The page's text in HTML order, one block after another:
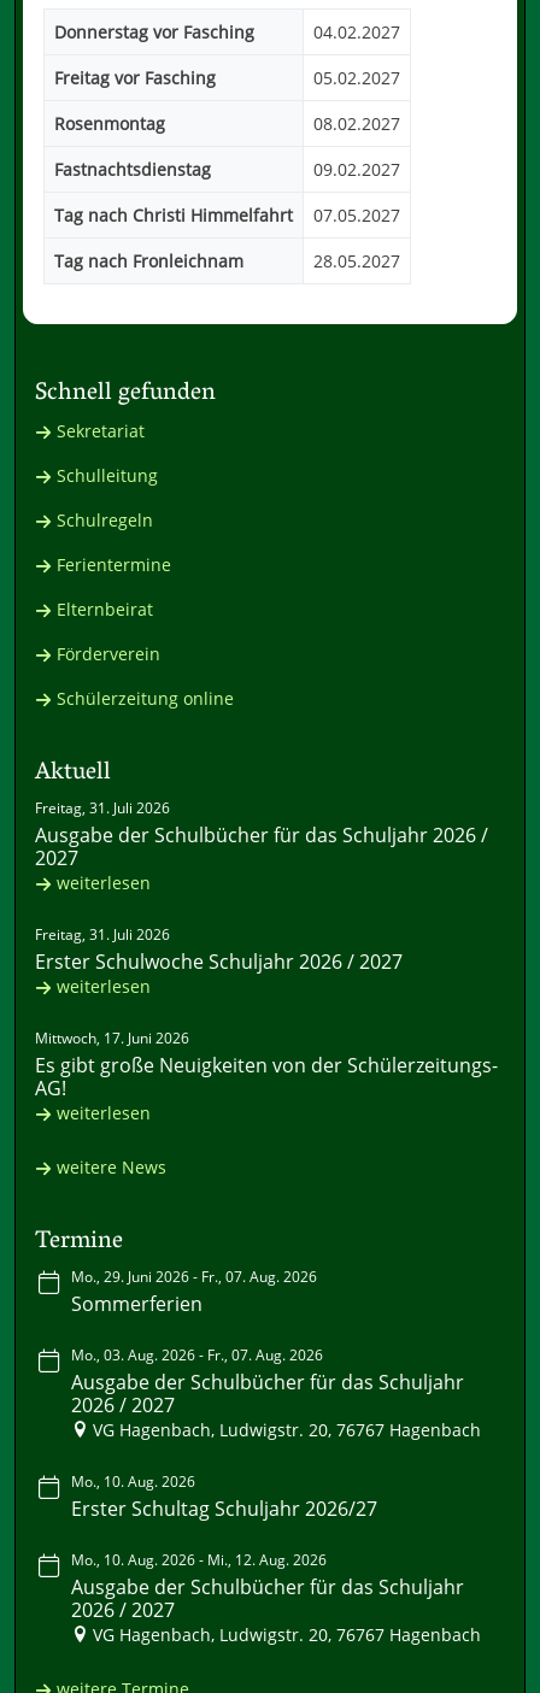
Donnerstag vor Fasching
04.02.2027
Freitag vor Fasching
05.02.2027
Rosenmontag
08.02.2027
Fastnachtsdienstag
09.02.2027
Tag nach Christi Himmelfahrt
07.05.2027
Tag nach Fronleichnam
28.05.2027
Schnell gefunden
Sekretariat
Schulleitung
Schulregeln
Ferientermine
Elternbeirat
Förderverein
Schülerzeitung online
Aktuell
Freitag, 31. Juli 2026
Ausgabe der Schulbücher für das Schuljahr 2026 /
2027
weiterlesen
Freitag, 31. Juli 2026
Erster Schulwoche Schuljahr 2026 / 2027
weiterlesen
Mittwoch, 17. Juni 2026
Es gibt große Neuigkeiten von der Schülerzeitungs-
AG!
weiterlesen
weitere News
Termine
Mo., 29. Juni 2026 - Fr., 07. Aug. 2026
Sommerferien
Mo., 03. Aug. 2026 - Fr., 07. Aug. 2026
Ausgabe der Schulbücher für das Schuljahr
2026 / 2027
VG Hagenbach, Ludwigstr. 20, 76767 Hagenbach
Mo., 10. Aug. 2026
Erster Schultag Schuljahr 2026/27
Mo., 10. Aug. 2026 - Mi., 12. Aug. 2026
Ausgabe der Schulbücher für das Schuljahr
2026 / 2027
VG Hagenbach, Ludwigstr. 20, 76767 Hagenbach